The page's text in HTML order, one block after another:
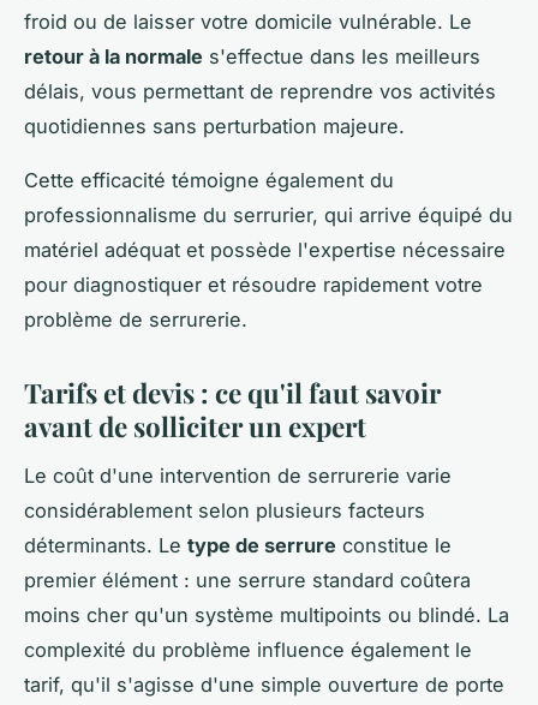
froid ou de laisser votre domicile vulnérable. Le
retour à la normale s'effectue dans les meilleurs
délais, vous permettant de reprendre vos activités
quotidiennes sans perturbation majeure.
Cette efficacité témoigne également du
professionnalisme du serrurier, qui arrive équipé du
matériel adéquat et possède l'expertise nécessaire
pour diagnostiquer et résoudre rapidement votre
problème de serrurerie.
Tarifs et devis : ce qu'il faut savoir
avant de solliciter un expert
Le coût d'une intervention de serrurerie varie
considérablement selon plusieurs facteurs
déterminants. Le type de serrure constitue le
premier élément : une serrure standard coûtera
moins cher qu'un système multipoints ou blindé. La
complexité du problème influence également le
tarif, qu'il s'agisse d'une simple ouverture de porte